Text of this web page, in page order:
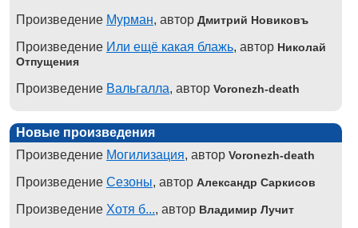
Произведение Мурман, автор Дмитрий Новиковъ
Произведение Или ещё какая блажь, автор Николай
Отпущения
Произведение Вальгалла, автор Voronezh-death
Новые произведения
Произведение Могилизация, автор Voronezh-death
Произведение Сезоны, автор Александр Саркисов
Произведение Хотя б..., автор Владимир Лучит